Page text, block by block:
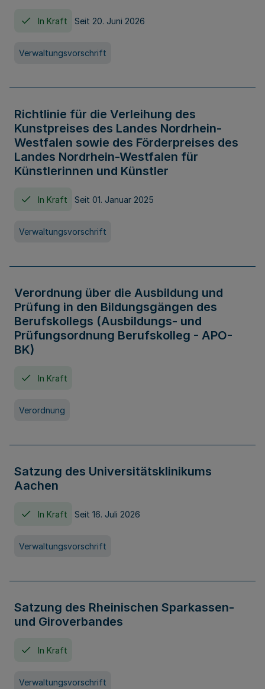
In Kraft Seit 20. Juni 2026
Verwaltungsvorschrift
Richtlinie für die Verleihung des
Kunstpreises des Landes Nordrhein-
Westfalen sowie des Förderpreises des
Landes Nordrhein-Westfalen für
Künstlerinnen und Künstler
In Kraft Seit 01. Januar 2025
Verwaltungsvorschrift
Verordnung über die Ausbildung und
Prüfung in den Bildungsgängen des
Berufskollegs (Ausbildungs- und
Prüfungsordnung Berufskolleg - APO-
BK)
In Kraft
Verordnung
Satzung des Universitätsklinikums
Aachen
In Kraft Seit 16. Juli 2026
Verwaltungsvorschrift
Satzung des Rheinischen Sparkassen-
und Giroverbandes
In Kraft
Verwaltungsvorschrift